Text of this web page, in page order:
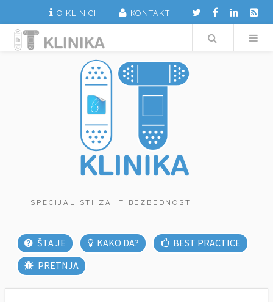
O KLINICI KONTAKT
Search
ŠTA JE KAKO DA?
BEST PRACTICE
PRETNJA
SPECIJALISTI ZA IT BEZBEDNOST